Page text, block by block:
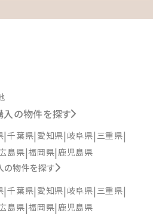
入の物件を探す
千葉県 愛知県 岐阜県 三重県
島県 福岡県 鹿児島県
の物件を探す
千葉県 愛知県 岐阜県 三重県
島県 福岡県 鹿児島県